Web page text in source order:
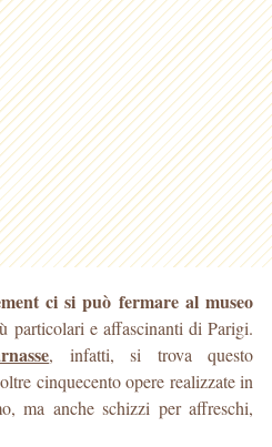
ci si può fermare al museo
particolari e affascinanti di Parigi.
, infatti, si trova questo
cinquecento opere realizzate in
ma anche schizzi per affreschi,